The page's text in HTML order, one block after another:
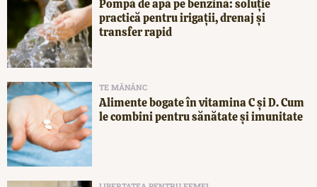
Pompă de apă pe benzină: soluție
practică pentru irigații, drenaj și
transfer rapid
TE MĂNÂNC
Alimente bogate în vitamina C și D. Cum
le combini pentru sănătate și imunitate